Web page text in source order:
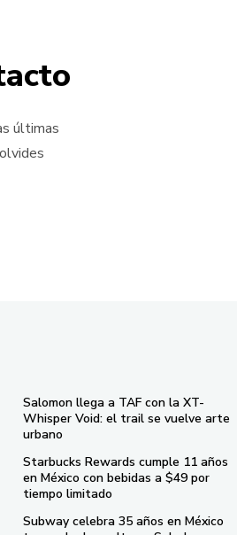
últimas
Salomon llega a TAF con la XT-
Whisper Void: el trail se vuelve arte
urbano
Starbucks Rewards cumple 11 años
en México con bebidas a $49 por
tiempo limitado
Subway celebra 35 años en México